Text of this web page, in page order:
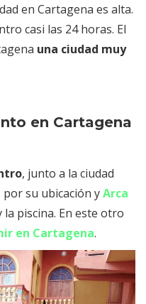
en Cartagena es alta.
casi las 24 horas. El
una ciudad muy
en Cartagena
, junto a la ciudad
por su ubicación yArca
piscina. En este otro
en Cartagena.